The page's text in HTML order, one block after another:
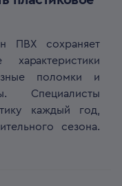
и регулярное
с защитой
оконных систем;
и
ПВХ сохраняет
поломки и
Специалисты
каждый год,
сезона.
от тарифов